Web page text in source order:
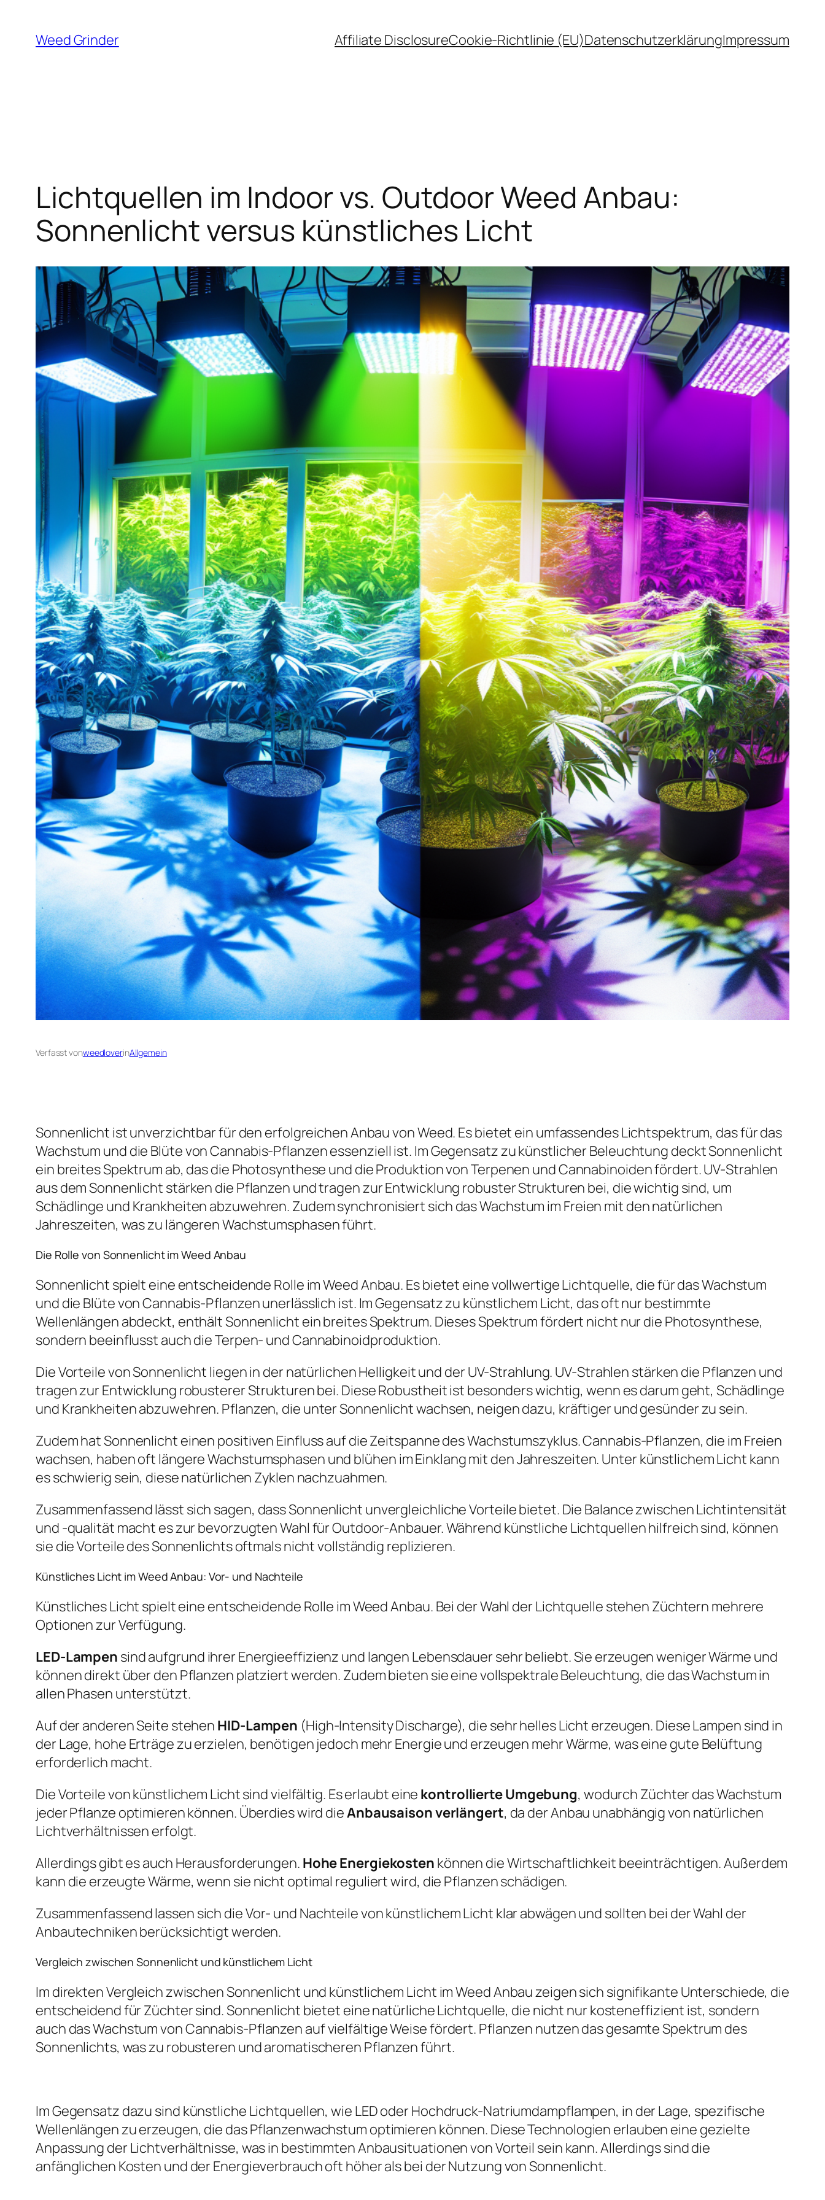
Inhalt
springen
Weed Grinder Affiliate DisclosureCookie-Richtlinie (EU)DatenschutzerklärungImpressum
Lichtquellen im Indoor vs. Outdoor Weed Anbau:
Sonnenlicht versus künstliches Licht
Verfasst vonweedloverinAllgemein
Sonnenlicht ist unverzichtbar für den erfolgreichen Anbau von Weed. Es bietet ein umfassendes Lichtspektrum, das für das
Wachstum und die Blüte von Cannabis-Pflanzen essenziell ist. Im Gegensatz zu künstlicher Beleuchtung deckt Sonnenlicht
ein breites Spektrum ab, das die Photosynthese und die Produktion von Terpenen und Cannabinoiden fördert. UV-Strahlen
aus dem Sonnenlicht stärken die Pflanzen und tragen zur Entwicklung robuster Strukturen bei, die wichtig sind, um
Schädlinge und Krankheiten abzuwehren. Zudem synchronisiert sich das Wachstum im Freien mit den natürlichen
Jahreszeiten, was zu längeren Wachstumsphasen führt.
Die Rolle von Sonnenlicht im Weed Anbau
Sonnenlicht spielt eine entscheidende Rolle im Weed Anbau. Es bietet eine vollwertige Lichtquelle, die für das Wachstum
und die Blüte von Cannabis-Pflanzen unerlässlich ist. Im Gegensatz zu künstlichem Licht, das oft nur bestimmte
Wellenlängen abdeckt, enthält Sonnenlicht ein breites Spektrum. Dieses Spektrum fördert nicht nur die Photosynthese,
sondern beeinflusst auch die Terpen- und Cannabinoidproduktion.
Die Vorteile von Sonnenlicht liegen in der natürlichen Helligkeit und der UV-Strahlung. UV-Strahlen stärken die Pflanzen und
tragen zur Entwicklung robusterer Strukturen bei. Diese Robustheit ist besonders wichtig, wenn es darum geht, Schädlinge
und Krankheiten abzuwehren. Pflanzen, die unter Sonnenlicht wachsen, neigen dazu, kräftiger und gesünder zu sein.
Zudem hat Sonnenlicht einen positiven Einfluss auf die Zeitspanne des Wachstumszyklus. Cannabis-Pflanzen, die im Freien
wachsen, haben oft längere Wachstumsphasen und blühen im Einklang mit den Jahreszeiten. Unter künstlichem Licht kann
es schwierig sein, diese natürlichen Zyklen nachzuahmen.
Zusammenfassend lässt sich sagen, dass Sonnenlicht unvergleichliche Vorteile bietet. Die Balance zwischen Lichtintensität
und -qualität macht es zur bevorzugten Wahl für Outdoor-Anbauer. Während künstliche Lichtquellen hilfreich sind, können
sie die Vorteile des Sonnenlichts oftmals nicht vollständig replizieren.
Künstliches Licht im Weed Anbau: Vor- und Nachteile
Künstliches Licht spielt eine entscheidende Rolle im Weed Anbau. Bei der Wahl der Lichtquelle stehen Züchtern mehrere
Optionen zur Verfügung.
LED-Lampen sind aufgrund ihrer Energieeffizienz und langen Lebensdauer sehr beliebt. Sie erzeugen weniger Wärme und
können direkt über den Pflanzen platziert werden. Zudem bieten sie eine vollspektrale Beleuchtung, die das Wachstum in
allen Phasen unterstützt.
Auf der anderen Seite stehen HID-Lampen (High-Intensity Discharge), die sehr helles Licht erzeugen. Diese Lampen sind in
der Lage, hohe Erträge zu erzielen, benötigen jedoch mehr Energie und erzeugen mehr Wärme, was eine gute Belüftung
erforderlich macht.
Die Vorteile von künstlichem Licht sind vielfältig. Es erlaubt eine kontrollierte Umgebung, wodurch Züchter das Wachstum
jeder Pflanze optimieren können. Überdies wird dieAnbausaison verlängert, da der Anbau unabhängig von natürlichen
Lichtverhältnissen erfolgt.
Allerdings gibt es auch Herausforderungen. Hohe Energiekosten können die Wirtschaftlichkeit beeinträchtigen. Außerdem
kann die erzeugte Wärme, wenn sie nicht optimal reguliert wird, die Pflanzen schädigen.
Zusammenfassend lassen sich die Vor- und Nachteile von künstlichem Licht klar abwägen und sollten bei der Wahl der
Anbautechniken berücksichtigt werden.
Vergleich zwischen Sonnenlicht und künstlichem Licht
Im direkten Vergleich zwischen Sonnenlicht und künstlichem Licht im Weed Anbau zeigen sich signifikante Unterschiede, die
entscheidend für Züchter sind. Sonnenlicht bietet eine natürliche Lichtquelle, die nicht nur kosteneffizient ist, sondern
auch das Wachstum von Cannabis-Pflanzen auf vielfältige Weise fördert. Pflanzen nutzen das gesamte Spektrum des
Sonnenlichts, was zu robusteren und aromatischeren Pflanzen führt.
Im Gegensatz dazu sind künstliche Lichtquellen, wie LED oder Hochdruck-Natriumdampflampen, in der Lage, spezifische
Wellenlängen zu erzeugen, die das Pflanzenwachstum optimieren können. Diese Technologien erlauben eine gezielte
Anpassung der Lichtverhältnisse, was in bestimmten Anbausituationen von Vorteil sein kann. Allerdings sind die
anfänglichen Kosten und der Energieverbrauch oft höher als bei der Nutzung von Sonnenlicht.